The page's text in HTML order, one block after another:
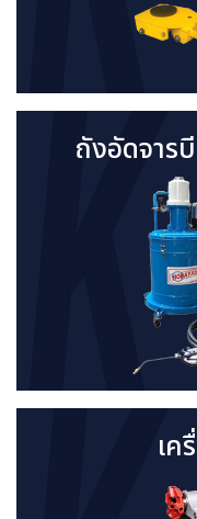
ถังอัดจาร
เค